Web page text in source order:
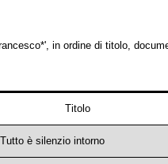
in ordine di titolo,
Titolo
è silenzio intorno